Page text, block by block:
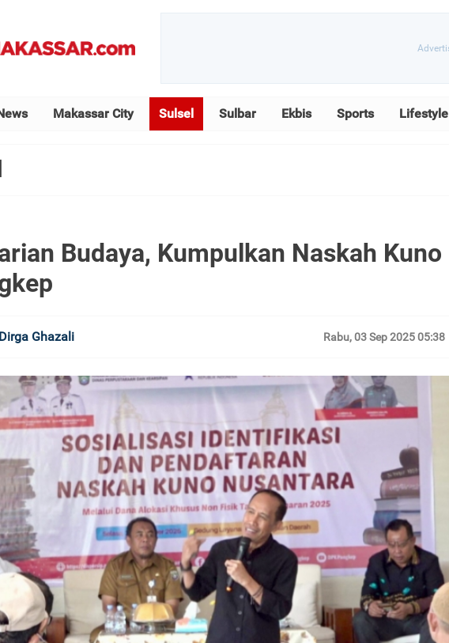
Makassar City Sulsel Sulbar Ekbis Sports Lifestyle
Budaya, Kumpulkan Naskah Kuno
Ghazali Rabu, 03 Sep 2025 05:38